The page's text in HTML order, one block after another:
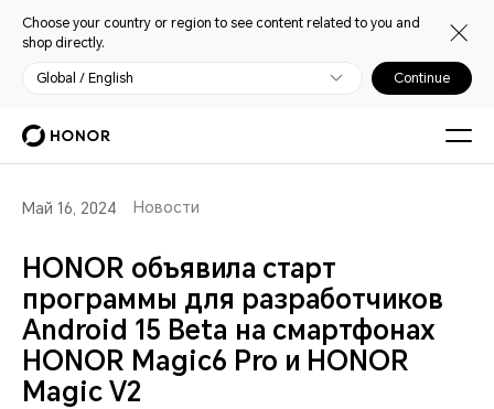
Choose your country or region to see content related to you and
shop directly.
Global / English Continue
Май 16, 2024 Новости
HONOR объявила старт
программы для разработчиков
Android 15 Beta на смартфонах
HONOR Magic6 Pro и HONOR
Magic V2